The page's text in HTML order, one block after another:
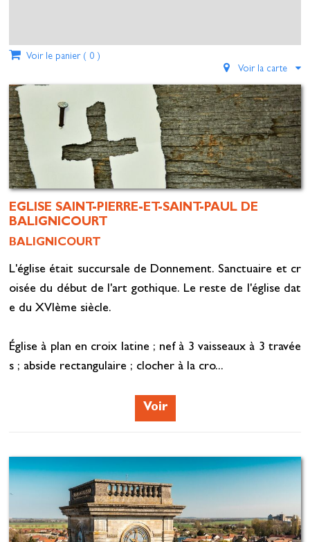
Voir le panier ( 0)
Voir la carte
EGLISE SAINT-PIERRE-ET-SAINT-PAUL DE
BALIGNICOURT
BALIGNICOURT
L'église était succursale de Donnement. Sanctuaire et cr
oisée du début de l'art gothique. Le reste de l'église dat
e du XVIème siècle.
Église à plan en croix latine ; nef à 3 vaisseaux à 3 travée
s ; abside rectangulaire ; clocher à la cro...
Voir